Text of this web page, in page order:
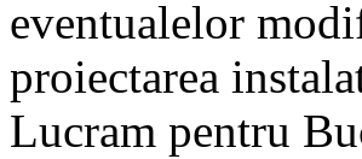
eventualelor
proiectarea
Lucram pentru